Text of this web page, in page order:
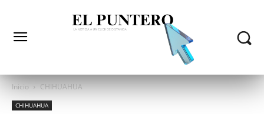
Inicio CHIHUAHUA
CHIHUAHUA